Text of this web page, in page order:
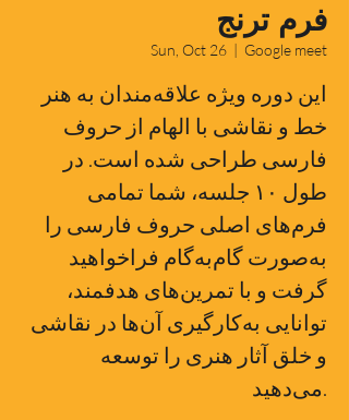
فرم ترنج
Sun, Oct 26
  |
Google meet
این دوره ویژه علاقه‌مندان به هنر
خط و نقاشی با الهام از حروف
فارسی طراحی شده است. در
طول ۱۰ جلسه، شما تمامی
فرم‌های اصلی حروف فارسی را
به‌صورت گام‌به‌گام فراخواهید
گرفت و با تمرین‌های هدفمند،
توانایی به‌کارگیری آن‌ها در نقاشی
و خلق آثار هنری را توسعه
می‌دهید.